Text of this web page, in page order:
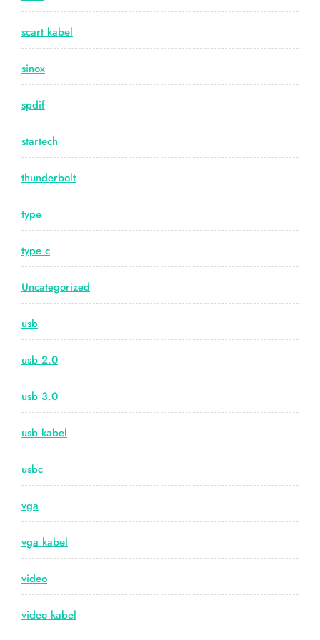
scart kabel
sinox
spdif
startech
thunderbolt
type
type c
Uncategorized
usb
usb 2.0
usb 3.0
usb kabel
usbc
vga
vga kabel
video
video kabel